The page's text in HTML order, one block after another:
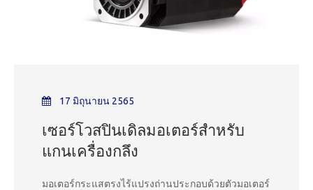
ที่สุดที่พบในเครื่องจักร CNC คุณลักษณะ ข้อดี และการ
ใช้งานของมอเตอร์เหล่านั้น
17 มิถุนายน 2565
เซอร์โวสปินเดิลมอเตอร์สำหรับ
แกนเครื่องกลึง
มอเตอร์กระแสตรงไร้แปรงถ่านประกอบด้วยตัวมอเตอร์